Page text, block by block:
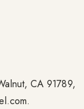
CA 91789,